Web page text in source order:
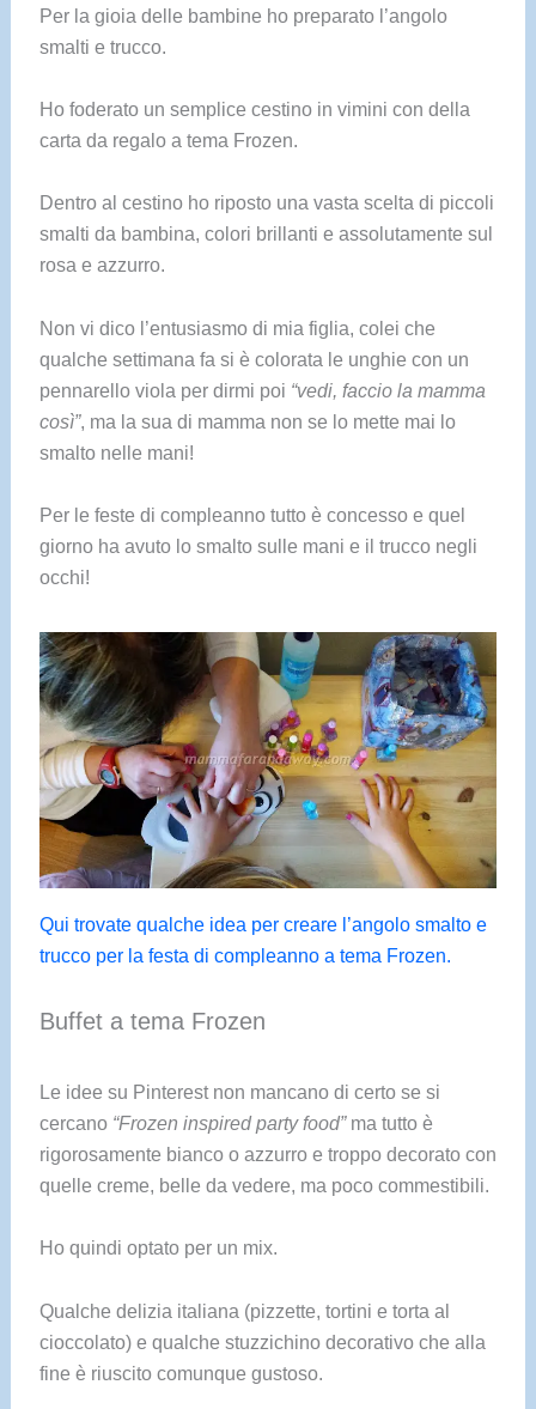
Per la gioia delle bambine ho preparato l’angolo
smalti e trucco.
Ho foderato un semplice cestino in vimini con della
carta da regalo a tema Frozen.
Dentro al cestino ho riposto una vasta scelta di piccoli
smalti da bambina, colori brillanti e assolutamente sul
rosa e azzurro.
Non vi dico l’entusiasmo di mia figlia, colei che
qualche settimana fa si è colorata le unghie con un
pennarello viola per dirmi poi “vedi, faccio la mamma
così”, ma la sua di mamma non se lo mette mai lo
smalto nelle mani!
Per le feste di compleanno tutto è concesso e quel
giorno ha avuto lo smalto sulle mani e il trucco negli
occhi!
Qui trovate qualche idea per creare l’angolo smalto e
trucco per la festa di compleanno a tema Frozen.
Buffet a tema Frozen
Le idee su Pinterest non mancano di certo se si
cercano “Frozen inspired party food”ma tutto è
rigorosamente bianco o azzurro e troppo decorato con
quelle creme, belle da vedere, ma poco commestibili.
Ho quindi optato per un mix.
Qualche delizia italiana (pizzette, tortini e torta al
cioccolato) e qualche stuzzichino decorativo che alla
fine è riuscito comunque gustoso.